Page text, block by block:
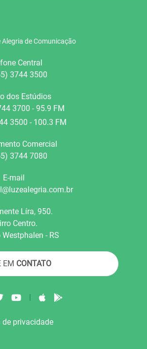
Alegria de Comunicação
Central
3744 3500
dos Estúdios
3700 - 95.9 FM
3500 - 100.3 FM
Comercial
3744 7080
E-mail
Líra, 950.
Centro.
Westphalen - RS
EM CONTATO
|
de privacidade